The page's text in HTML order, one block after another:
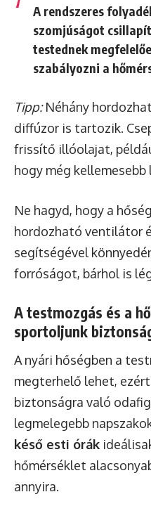
A rendszeres
szomjúságot
testednek
szabályozni a
Tipp:Néhány
diffúzor is tartozik.
frissítő illóolajat,
hogy még
Ne hagyd, hogy a
hordozható ventilátor
segítségével
forróságot, bárhol is
A testmozgás és a
sportoljunk
A nyári hőségben a
megterhelő lehet,
biztonságra való
legmelegebb
késő esti órák
hőmérséklet
annyira.